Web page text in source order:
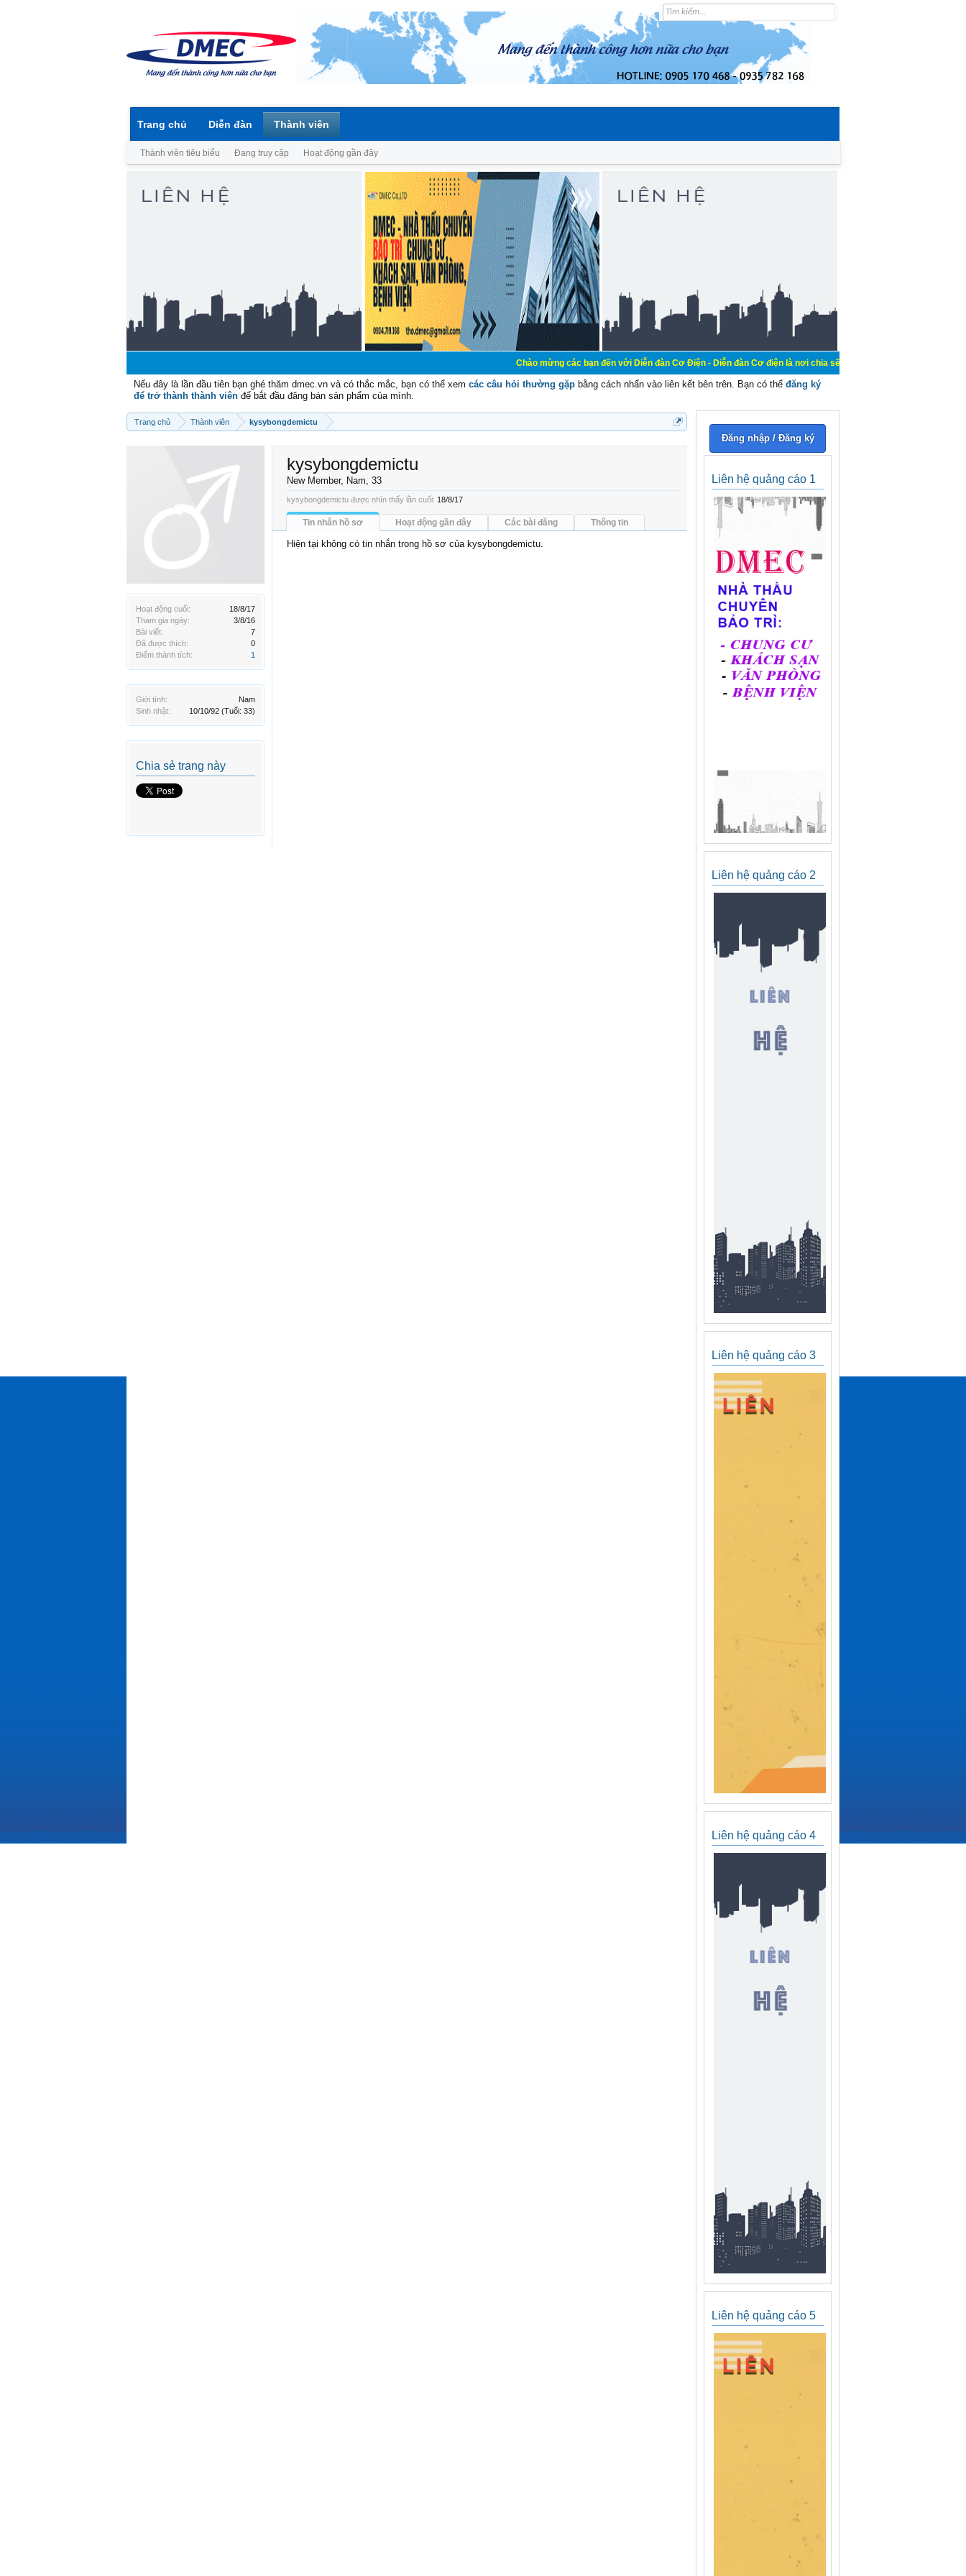
Chào mừng các bạn đến với Diễn đàn Cơ Điện - Diễn đàn Cơ điện là nơi chia sẽ kiến thức kinh nghiệm trong lãnh vực
Nếu đây là lần đầu tiên bạn ghé thăm dmec.vn và có thắc mắc, bạn có thể xem các câu hỏi thường gặp bằng cách nhấn vào liên kết bên trên. Bạn có thể đăng ký
để trở thành thành viên để bắt đầu đăng bán sản phẩm của mình.
Trang chủ Thành viên kysybongdemictu
Hoạt động cuối:
18/8/17
Tham gia ngày:
3/8/16
Bài viết:
7
Đã được thích:
0
Điểm thành tích:
1
Giới tính:
Nam
Sinh nhật:
10/10/92 (Tuổi: 33)
Chia sẻ trang này
kysybongdemictu
New Member, Nam, 33
kysybongdemictu được nhìn thấy lần cuối: 18/8/17
Tin nhắn hồ sơ Hoạt động gần đây Các bài đăng Thông tin
Hiện tại không có tin nhắn trong hồ sơ của kysybongdemictu.
Đăng nhập / Đăng ký
Liên hệ quảng cáo 1
Liên hệ quảng cáo 2
Liên hệ quảng cáo 3
Liên hệ quảng cáo 4
Liên hệ quảng cáo 5
Trang chủ Diễn đàn Thành viên
Thành viên tiêu biểu Đang truy cập Hoạt động gần đây